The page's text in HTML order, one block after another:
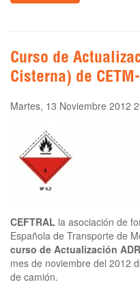
Curso de
Cisterna) de
Martes, 13 Noviembre 2012
CEFTRAL la asociación de
Española de Transporte de
curso de Actualización
mes de noviembre del 2012
de camión.